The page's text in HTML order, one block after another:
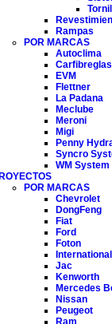
Rampas
POR MARCAS
Autoclima
EVM
Flettner
La Padana
Meclube
Meroni
Migi
Penny
Syncro
WM System
POR MARCAS
Chevrolet
DongFeng
Fiat
Ford
Foton
International
Jac
Kenworth
Mercedes
Nissan
Peugeot
Ram